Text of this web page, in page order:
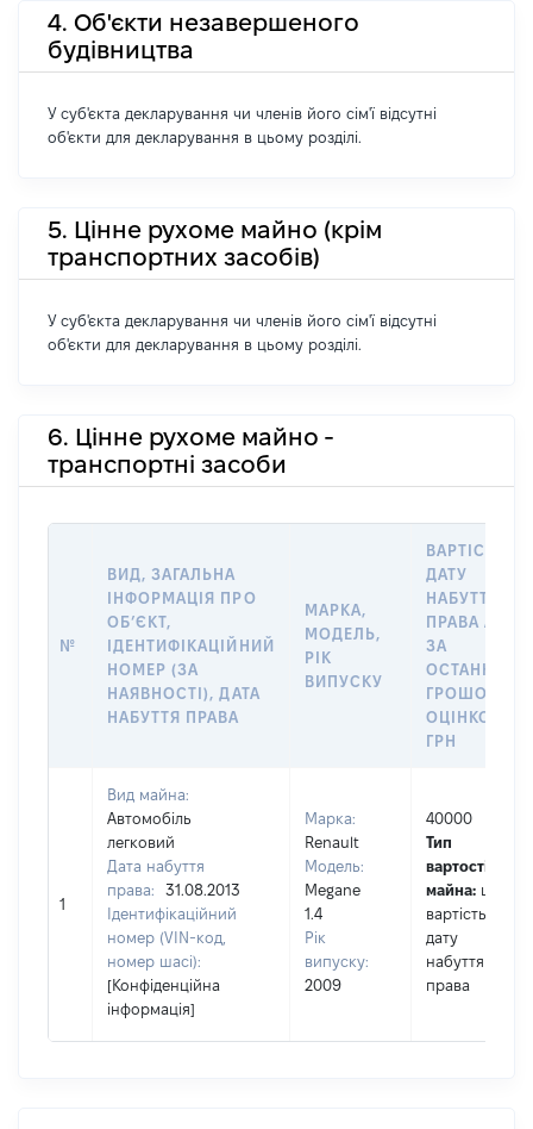
4. Об'єкти незавершеного
будівництва
У суб'єкта декларування чи членів його сім'ї відсутні
об'єкти для декларування в цьому розділі.
5. Цінне рухоме майно (крім
транспортних засобів)
У суб'єкта декларування чи членів його сім'ї відсутні
об'єкти для декларування в цьому розділі.
6. Цінне рухоме майно -
транспортні засоби
№
ВИД, ЗАГАЛЬНА
ІНФОРМАЦІЯ ПРО
ОБʼЄКТ,
ІДЕНТИФІКАЦІЙНИЙ
НОМЕР (ЗА
НАЯВНОСТІ), ДАТА
НАБУТТЯ ПРАВА
МАРКА,
МОДЕЛЬ,
РІК
ВИПУСКУ
ВАРТІСТЬ НА
ДАТУ
НАБУТТЯ
ПРАВА АБО
ЗА
ГРОШОВОЮ
ОЦІНКОЮ,
ГРН
1
Вид майна:
Автомобіль
легковий
Дата набуття
права:
31.08.2013
Ідентифікаційний
номер (VIN-код,
номер шасі):
[Конфіденційна
інформація]
Марка:
Renault
Модель:
Megane
1.4
Рік
випуску:
2009
40000
Тип
вартості
майна: це
вартість на
дату
набуття
права